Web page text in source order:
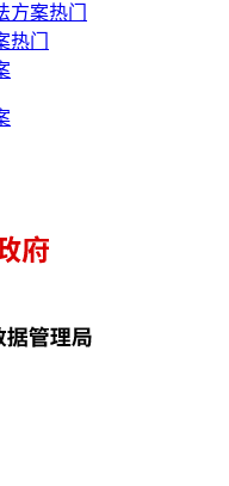
方案热门
热门